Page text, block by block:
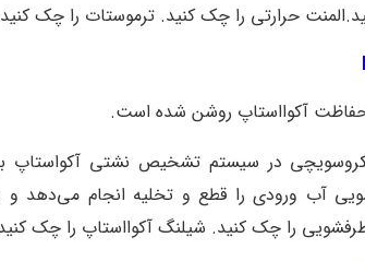
.المنت حرارتی را چک کنید. ترموستات را چک کنید
آکوااستاپ روشن شده است.
وسویچی در سیستم تشخیص نشتی آکواستاپ
آب ورودی را قطع و تخلیه انجام می‌دهد و
را چک کنید. شیلنگ آکوااستاپ را چک